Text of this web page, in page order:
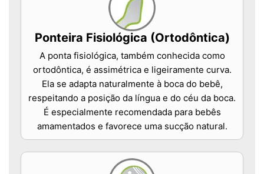
Ponteira Fisiológica (Ortodôntica)
A ponta fisiológica, também conhecida como
ortodôntica, é assimétrica e ligeiramente curva.
Ela se adapta naturalmente à boca do bebê,
respeitando a posição da língua e do céu da boca.
É especialmente recomendada para bebês
amamentados e favorece uma sucção natural.